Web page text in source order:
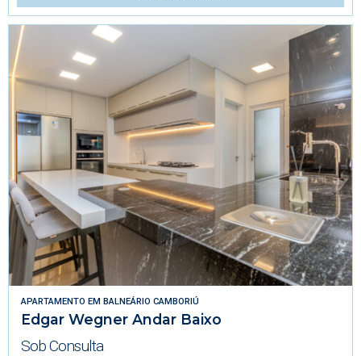
APARTAMENTO EM BALNEÁRIO CAMBORIÚ
Edgar Wegner Andar Baixo
Sob Consulta